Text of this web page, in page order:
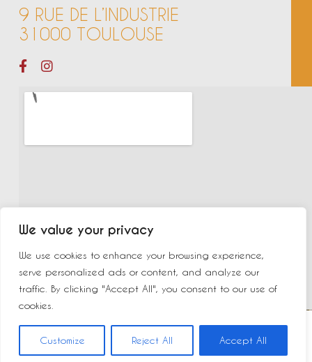
We value your privacy
We use cookies to enhance your browsing experience,
serve personalized ads or content, and analyze our
traffic. By clicking "Accept All", you consent to our use of
cookies.
Customize Reject All Accept All
9 RUE DE L’INDUSTRIE
31000 TOULOUSE
©2023 New Delhi | Made byYurcom| Mentions légales